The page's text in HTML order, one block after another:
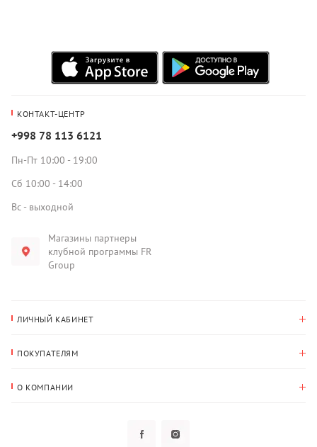
КОНТАКТ-ЦЕНТР
+998 78 113 6121
Пн-Пт 10:00 - 19:00
Сб 10:00 - 14:00
Вс - выходной
Магазины партнеры
клубной программы FR
Group
ЛИЧНЫЙ КАБИНЕТ
Адрес для доставки
ПОКУПАТЕЛЯМ
О КОМПАНИИ
Политика конфиденциальности